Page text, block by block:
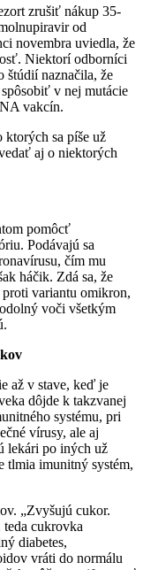
zrušiť nákup 35-
od
novembra uviedla, že
Niektorí odborníci
štúdií naznačila, že
v nej mutácie
vakcín.
ktorých sa píše už
aj o niektorých
pomôcť
Podávajú sa
čím mu
háčik. Zdá sa, že
proti variantu omikron,
voči všetkým
až v stave, keď je
dôjde k takzvanej
systému, pri
vírusy, ale aj
lekári po iných už
tlmia imunitný systém,
„Zvyšujú cukor.
cukrovka
diabetes,
vráti do normálu